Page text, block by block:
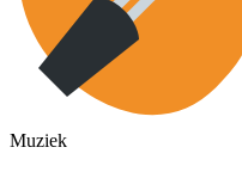
Muziek